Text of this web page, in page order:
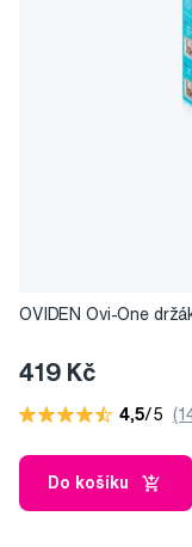
OVIDEN Ovi-One
419 Kč
4,5/5
Do košíku